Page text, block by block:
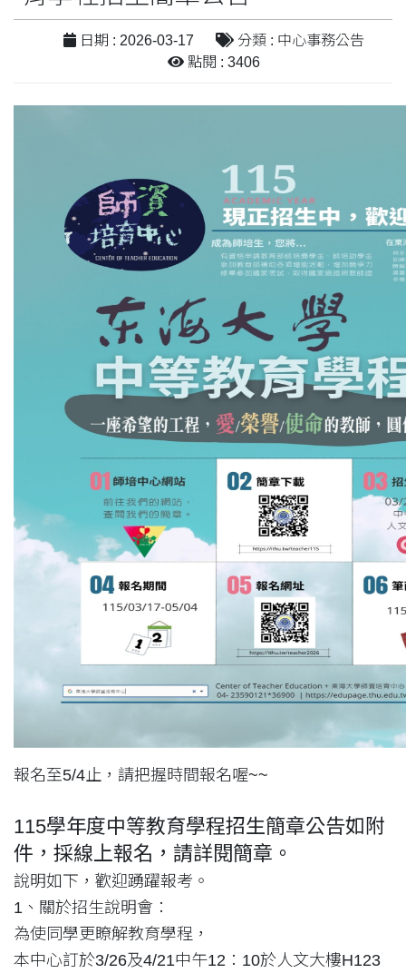
日期 : 2026-03-17
分類 : 中心事務公告
點閱 : 3406
報名至5/4止，請把握時間報名喔~~
115學年度中等教育學程招生簡章公告如附
件，採線上報名，請詳閱簡章。
說明如下，歡迎踴躍報考。
1、關於招生說明會：
為使同學更瞭解教育學程，
本中心訂於3/26及4/21中午12：10於人文大樓H123